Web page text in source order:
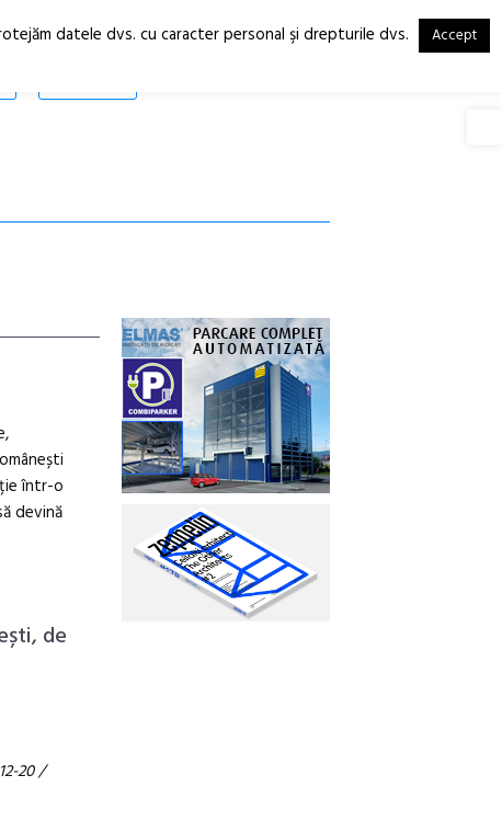
RO
EN
într-o
devină
de
20 /
datele dvs. cu caracter personal şi drepturile dvs. Accept